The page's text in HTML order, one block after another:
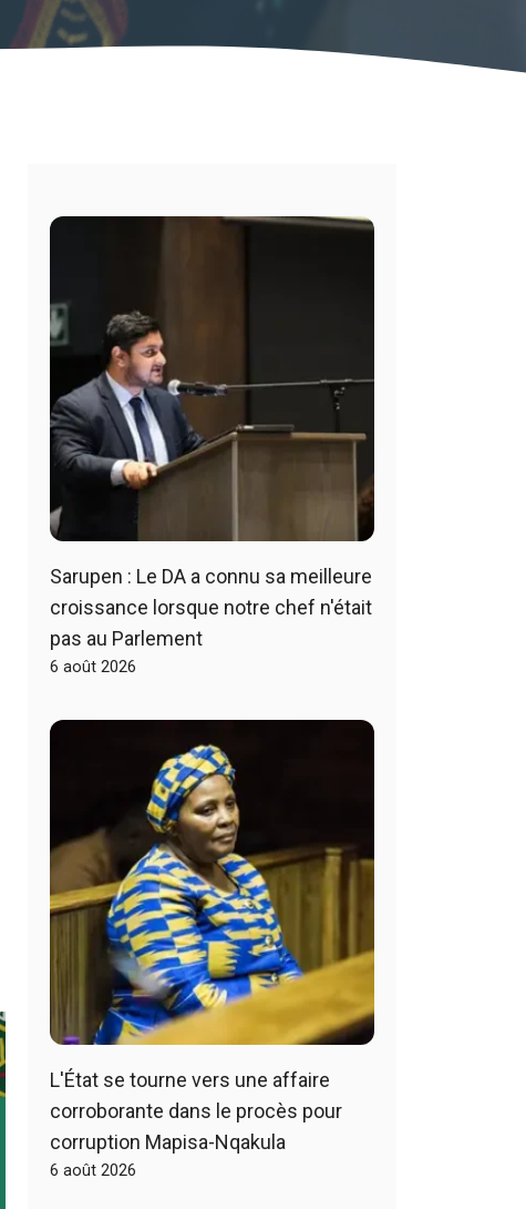
Sarupen : Le DA a connu sa meilleure
croissance lorsque notre chef n'était
pas au Parlement
6 août 2026
L'État se tourne vers une affaire
corroborante dans le procès pour
corruption Mapisa-Nqakula
6 août 2026